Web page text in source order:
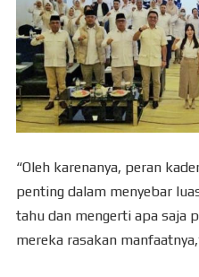
“Oleh karenanya, peran
penting dalam menyebar
tahu dan mengerti apa saja
mereka rasakan